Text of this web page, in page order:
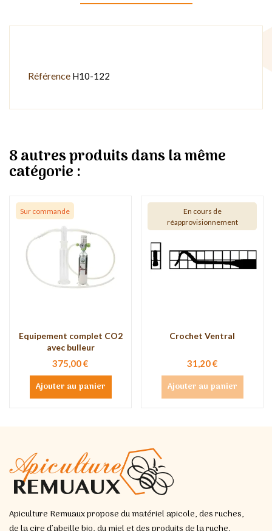
Référence H10-122
8 autres produits dans la même
catégorie :
Sur commande
Equipement complet CO2
avec bulleur
375,00 €
Ajouter au panier
En cours de
réapprovisionnement
Crochet Ventral
31,20 €
Ajouter au panier
Apiculture Remuaux propose du matériel apicole, des ruches,